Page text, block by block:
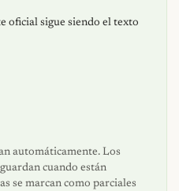
oficial sigue siendo el texto
automáticamente. Los
cuando están
se marcan como parciales